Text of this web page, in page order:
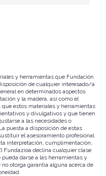
y herramientas que Fundación
de cualquier interesado/a
en determinados aspectos
y la madera, así como el
estos materiales y herramientas
y divulgativos y que tienen
a las necesidades o
puesta a disposición de estas
el asesoramiento profesional
interpretación, cumplimentación,
Fundazioa declina cualquier clase
darse a las herramientas y
otorga garantía alguna acerca de